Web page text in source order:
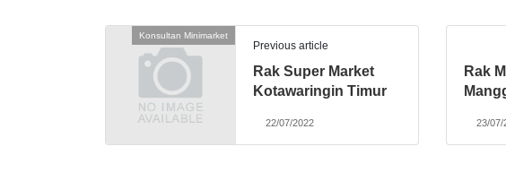
Konsultan Minimarket
Previous article
Rak Super Market
Kotawaringin Timur
22/07/2022
Rak
23/07/